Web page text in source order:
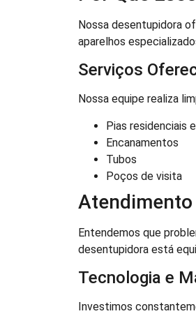
Nossa desentupidora
aparelhos
Serviços
Nossa equipe realiza
Pias residenciais
Encanamentos
Tubos
Poços de visita
Entendemos que
desentupidora está
Tecnologia e
Investimos